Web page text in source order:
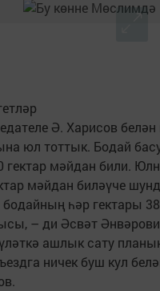
Ә. Харисов белән
юл тоттык. Бодай
гектар мәйдан били.
мәйдан биләүче
һәр гектары
– ди Әсвәт
ашлык сату
ничек буш кул